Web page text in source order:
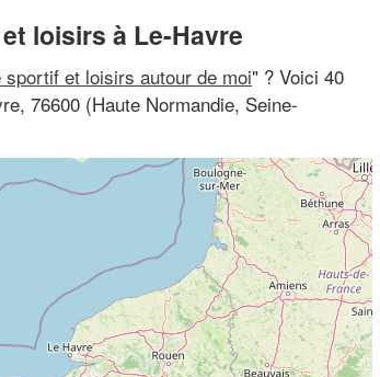
loisirs à Le-Havre
sportif et loisirs autour de moi" ? Voici 40
76600 (Haute Normandie, Seine-